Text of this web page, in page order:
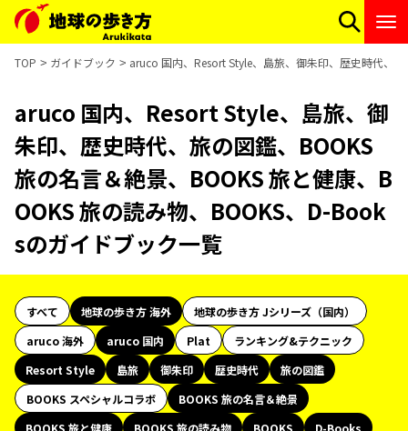
TOP ガイドブック aruco 国内、Resort Style、島旅、御朱印、歴史時代、
aruco 国内、Resort Style、島旅、御
朱印、歴史時代、旅の図鑑、BOOKS
旅の名言＆絶景、BOOKS 旅と健康、B
OOKS 旅の読み物、BOOKS、D-Book
sのガイドブック一覧
すべて 地球の歩き方 海外
地球の歩き方 Jシリーズ（国内）
aruco 海外
aruco 国内 Plat
ランキング&テクニック
Resort Style
島旅 御朱印 歴史時代
旅の図鑑
BOOKS スペシャルコラボ
BOOKS 旅の名言＆絶景
BOOKS 旅と健康
BOOKS 旅の読み物 BOOKS
D-Books